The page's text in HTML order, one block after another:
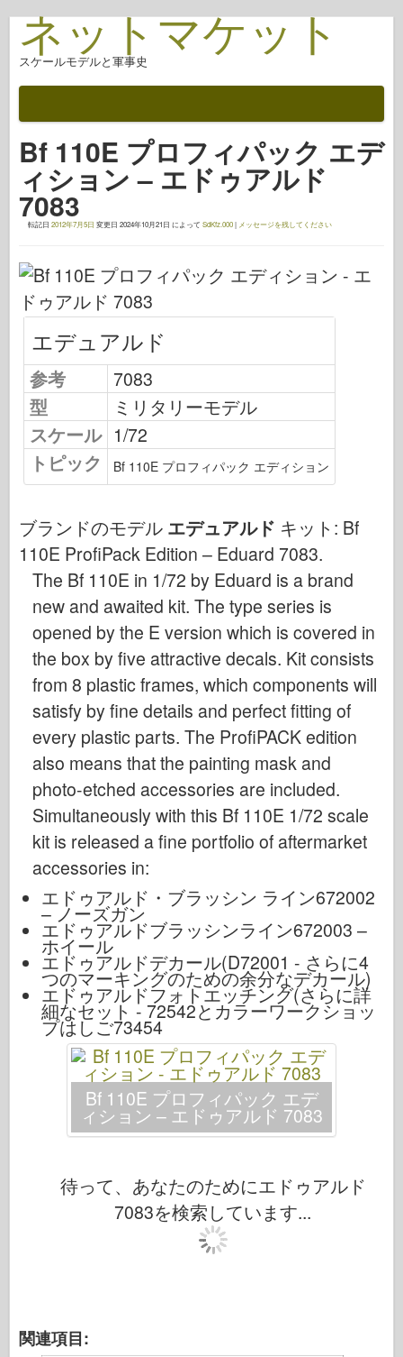
ネットマケット
スケールモデルと軍事史
戦いの後
AFV武器
アライド軸
アーマーフォトギャラリー
コンコード
ナットとボルト
オスプレイモデリング
オスプレイ出版
飛行隊信号
タンクパワー
トラックとタンク
ウィドウニクツー・ムシタ
マケット
アカデミー
エースモデル
AFVクラブ
エアフィックス
空軍
AZモデル
黒い犬
ブロンコ
サイバーホビー
ドネプロモデル
ドラゴン
エデュアルド
E.T. モデル
ファインモールド
武勇の勢力
フリルモデル
ハセガワ
エレール
ホビーボス
IBGモデル
イタレリ
トランペッター
Bf 110E プロフィパック エデ
ィション – エドゥアルド
7083
転記日 2012年7月5日 変更日 2024年10月21日 によって SdKfz.000| メッセージを残してください
エデュアルド
参考
7083
型
ミリタリーモデル
スケール 1/72
トピック
Bf 110E プロフィパック エディション
ブランドのモデル エデュアルド キット: Bf
110E ProfiPack Edition – Eduard 7083.
The Bf 110E in 1/72 by Eduard is a brand
new and awaited kit. The type series is
opened by the E version which is covered in
the box by five attractive decals. Kit consists
from 8 plastic frames, which components will
satisfy by fine details and perfect fitting of
every plastic parts. The ProfiPACK edition
also means that the painting mask and
photo-etched accessories are included.
Simultaneously with this Bf 110E 1/72 scale
kit is released a fine portfolio of aftermarket
accessories in:
エドゥアルド・ブラッシン ライン672002
– ノーズガン
エドゥアルドブラッシンライン672003 –
ホイール
エドゥアルドデカール(D72001 - さらに4
つのマーキングのための余分なデカール)
エドゥアルドフォトエッチング(さらに詳
細なセット - 72542とカラーワークショッ
プはしご73454
Bf 110E プロフィパック エデ
ィション – エドゥアルド 7083
待って、あなたのためにエドゥアルド
7083を検索しています...
関連項目: